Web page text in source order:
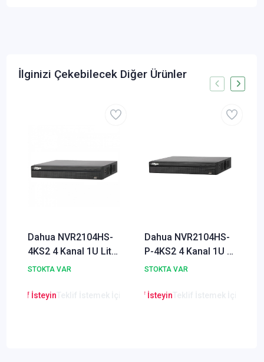
İlginizi Çekebilecek Diğer Ürünler
Dahua NVR2104HS-
4KS2 4 Kanal 1U Lite
NVR Kamera Kayıt
STOKTA VAR
Teklif İsteyin Teklif İstemek İçin Tıklayınız
Dahua NVR2104HS-
P-4KS2 4 Kanal 1U 4
PoE 1U Lite NVR
STOKTA VAR
Lütfen Teklif İsteyin